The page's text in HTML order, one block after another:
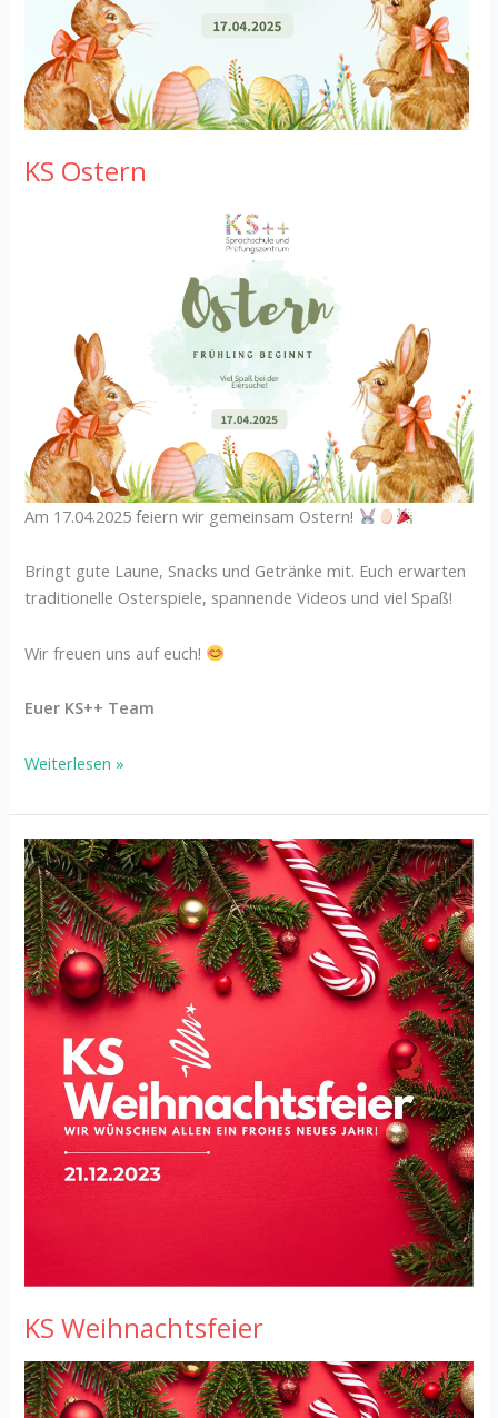
KS Ostern
Am 17.04.2025 feiern wir gemeinsam Ostern!
Bringt gute Laune, Snacks und Getränke mit. Euch erwarten
traditionelle Osterspiele, spannende Videos und viel Spaß!
Wir freuen uns auf euch!
Euer KS++ Team
Weiterlesen »
KS Weihnachtsfeier
KS
Weihnachtsfeier